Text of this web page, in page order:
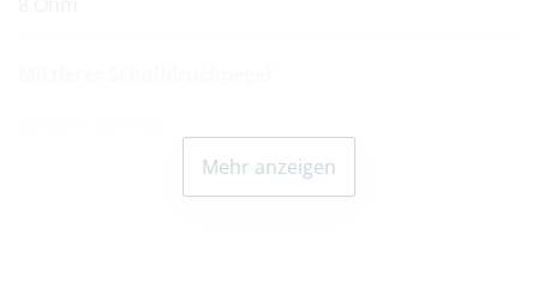
Mehr anzeigen